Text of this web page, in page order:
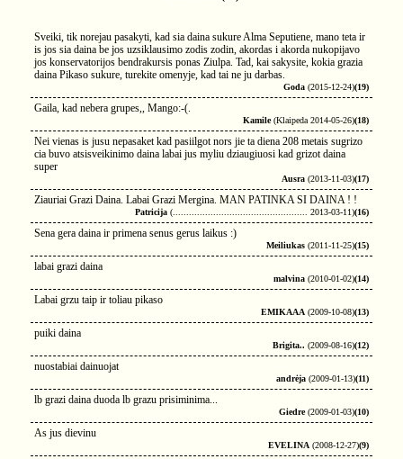
Sveiki, tik norejau pasakyti, kad sia daina sukure Alma Seputiene, mano teta ir
is jos sia daina be jos uzsiklausimo zodis zodin, akordas i akorda nukopijavo
jos konservatorijos bendrakursis ponas Ziulpa. Tad, kai sakysite, kokia grazia
daina Pikaso sukure, turekite omenyje, kad tai ne ju darbas.
Goda (2015-12-24)(19)
Gaila, kad nebera grupes,, Mango:-(.
Kamile(Klaipeda 2014-05-26)(18)
Nei vienas is jusu nepasaket kad pasiilgot nors jie ta diena 208 metais sugrizo
cia buvo atsisveikinimo daina labai jus myliu dziaugiuosi kad grizot daina
super
Ausra (2013-11-03)(17)
Ziauriai Grazi Daina. Labai Grazi Mergina. MAN PATINKA SI DAINA ! !
Patricija (.................................................. 2013-03-11)(16)
Sena gera daina ir primena senus gerus laikus :)
Meiliukas (2011-11-25)(15)
labai grazi daina
malvina (2010-01-02)(14)
Labai grzu taip ir toliau pikaso
EMIKAAA (2009-10-08)(13)
puiki daina
Brigita.. (2009-08-16)(12)
nuostabiai dainuojat
andrėja (2009-01-13)(11)
lb grazi daina duoda lb grazu prisiminima...
Giedre(2009-01-03)(10)
As jus dievinu
EVELINA (2008-12-27)(9)